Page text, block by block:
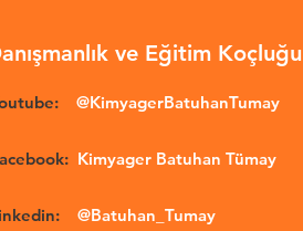
ve Eğitim Koçluğu
@KimyagerBatuhanTumay
Kimyager Batuhan Tümay
@Batuhan_Tumay